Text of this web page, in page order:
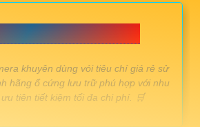
khuyên dùng vói tiêu chí giá rẻ sử
hãng ổ cứng lưu trữ phú hợp với nhu
tiên tiết kiệm tối đa chi phí. 🛒